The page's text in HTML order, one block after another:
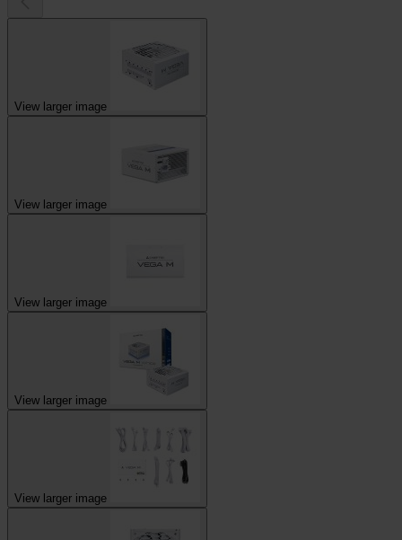
View larger image
View larger image
View larger image
View larger image
View larger image